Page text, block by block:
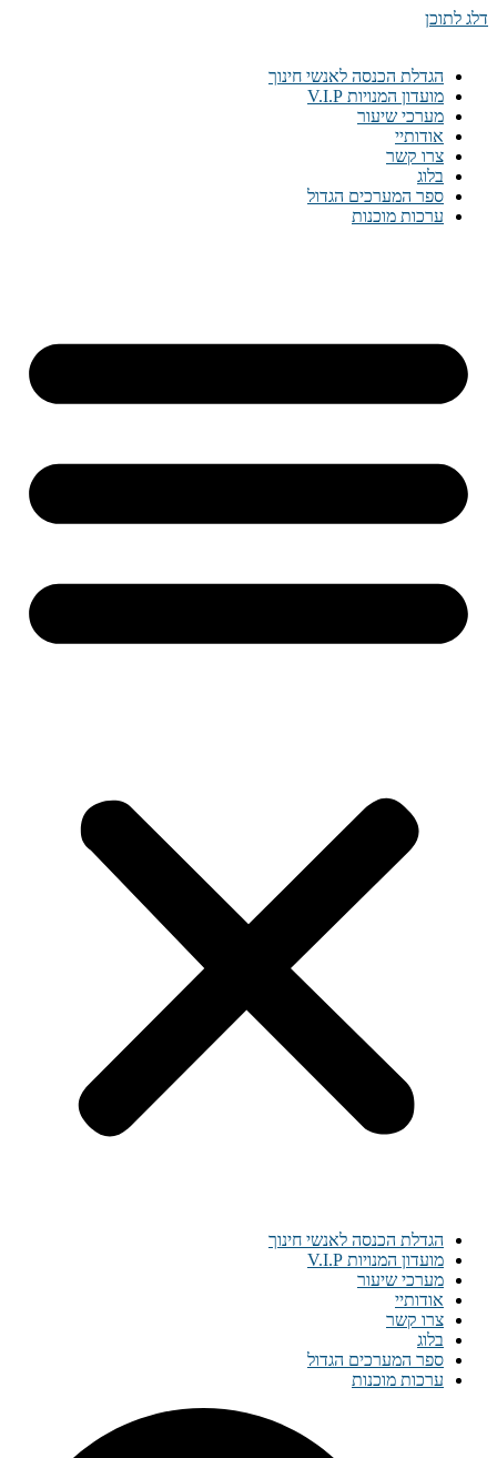
דלג לתוכן
הגדלת הכנסה לאנשי חינוך
מועדון המנויות V.I.P
מערכי שיעור
אודותיי
צרו קשר
בלוג
ספר המערכים הגדול
ערכות מוכנות
הגדלת הכנסה לאנשי חינוך
מועדון המנויות V.I.P
מערכי שיעור
אודותיי
צרו קשר
בלוג
ספר המערכים הגדול
ערכות מוכנות